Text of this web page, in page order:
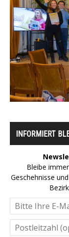
INFORMIERT
Bleibe
Geschehnisse